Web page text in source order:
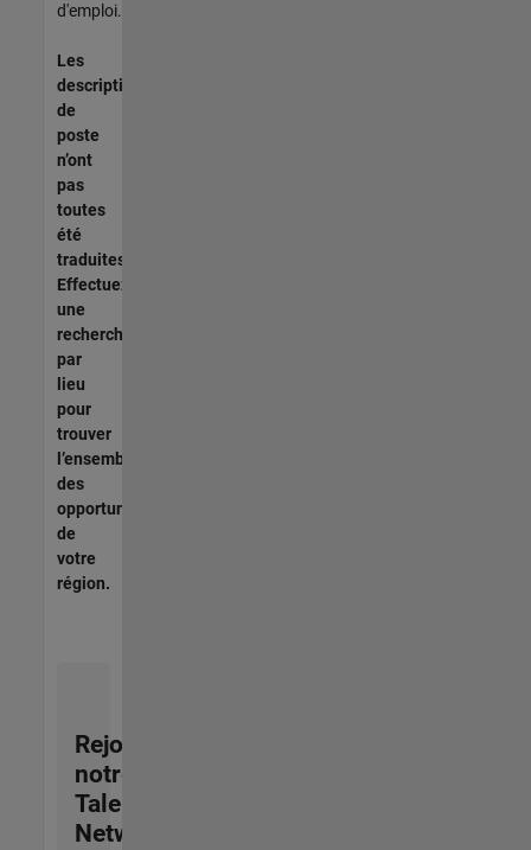
d'emploi.
Les
descriptions
de
poste
n’ont
pas
toutes
été
traduites.
Effectuez
une
recherche
par
lieu
pour
trouver
l’ensemble
des
opportunités
de
votre
région.
Rejoignez
notre
Talent
Network